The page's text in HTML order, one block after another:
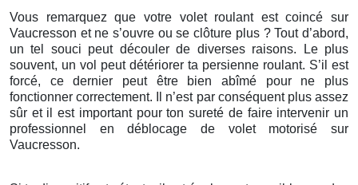
Vous remarquez que votre volet roulant est coincé sur
Vaucresson et ne s’ouvre ou se clôture plus ? Tout d’abord,
un tel souci peut découler de diverses raisons. Le plus
souvent, un vol peut détériorer ta persienne roulant. S’il est
forcé, ce dernier peut être bien abîmé pour ne plus
fonctionner correctement. Il n’est par conséquent plus assez
sûr et il est important pour ton sureté de faire intervenir un
professionnel en déblocage de volet motorisé sur
Vaucresson.